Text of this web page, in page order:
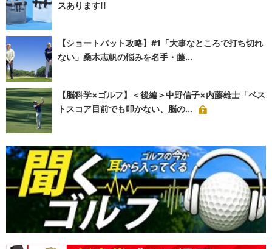
スあります!!
【ショートパット攻略】#1「大事なところで打ち切れ
ない」桑木志帆の悩みを名手・藤...
【脳科学×ゴルフ】＜後編＞中野信子×内藤雄士「ベス
トスコア目前でも叩かない、脳の...